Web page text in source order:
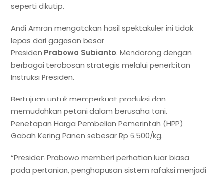
seperti dikutip.
Andi Amran mengatakan hasil spektakuler ini tidak
lepas dari gagasan besar
Presiden Prabowo Subianto. Mendorong dengan
berbagai terobosan strategis melalui penerbitan
Instruksi Presiden.
Bertujuan untuk memperkuat produksi dan
memudahkan petani dalam berusaha tani.
Penetapan Harga Pembelian Pemerintah (HPP)
Gabah Kering Panen sebesar Rp 6.500/kg.
“Presiden Prabowo memberi perhatian luar biasa
pada pertanian, penghapusan sistem rafaksi menjadi